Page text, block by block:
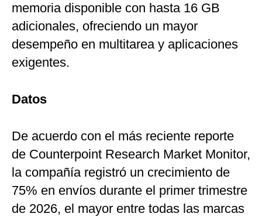
memoria disponible con hasta 16 GB
adicionales, ofreciendo un mayor
desempeño en multitarea y aplicaciones
exigentes.
Datos
De acuerdo con el más reciente reporte
de Counterpoint Research Market Monitor,
la compañía registró un crecimiento de
75% en envíos durante el primer trimestre
de 2026, el mayor entre todas las marcas